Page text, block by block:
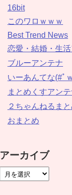
16bit
このワロｗｗｗ
Best Trend News
恋愛・結婚・生
ブルーアンテナ
いーあんてな(#ﾟ
まとめくすアン
２ちゃんねるま
おまとめ
アーカイブ